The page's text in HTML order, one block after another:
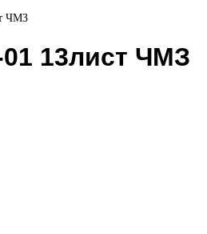
ЧМЗ
01 13лист ЧМЗ